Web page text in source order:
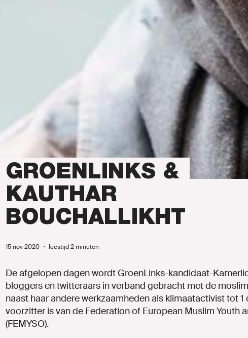
GROENLINKS &
KAUTHAR
BOUCHALLIKHT
15 nov 2020 ・ leestijd 2 minuten
De afgelopen dagen wordt GroenLinks-kandidaat-
bloggers en twitteraars in verband gebracht met de
naast haar andere werkzaamheden als klimaatactivist tot
voorzitter is van de Federation of European Muslim Youth
(FEMYSO).